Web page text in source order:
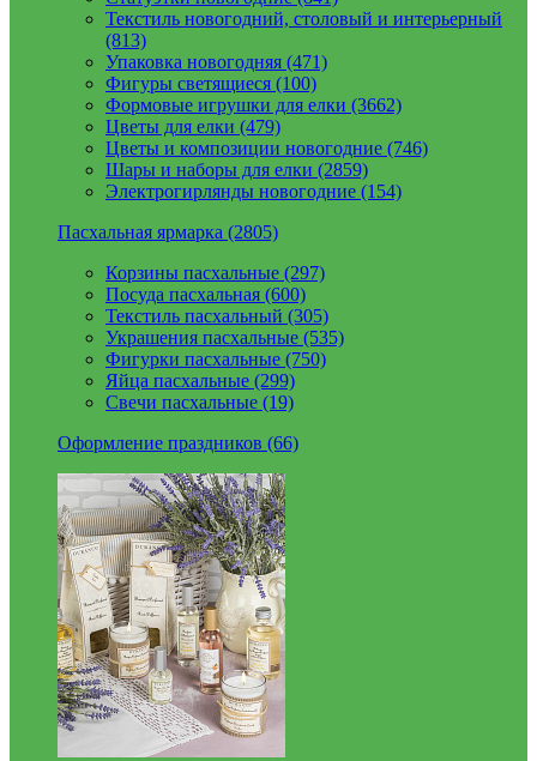
Текстиль новогодний, столовый и интерьерный
(813)
Упаковка новогодняя (471)
Фигуры светящиеся (100)
Формовые игрушки для елки (3662)
Цветы для елки (479)
Цветы и композиции новогодние (746)
Шары и наборы для елки (2859)
Электрогирлянды новогодние (154)
Пасхальная ярмарка (2805)
Корзины пасхальные (297)
Посуда пасхальная (600)
Текстиль пасхальный (305)
Украшения пасхальные (535)
Фигурки пасхальные (750)
Яйца пасхальные (299)
Свечи пасхальные (19)
Оформление праздников (66)